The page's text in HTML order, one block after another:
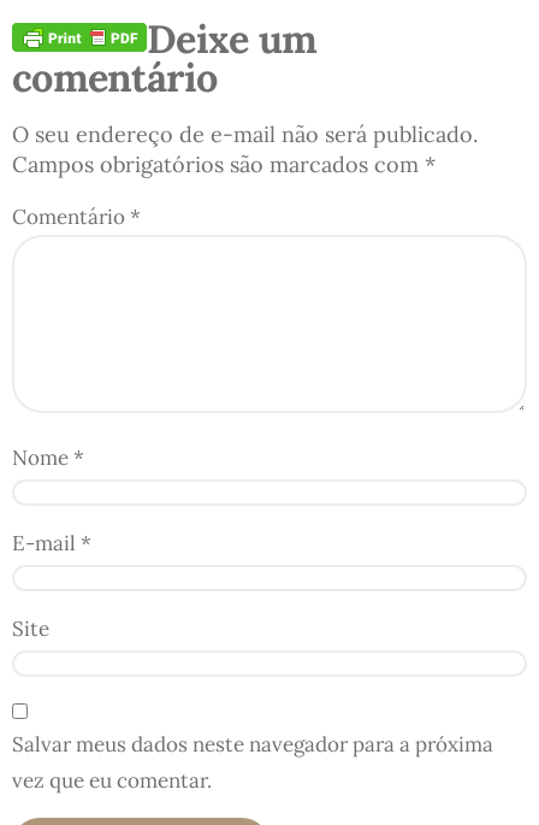
Deixe um
comentário
O seu endereço de e-mail não será publicado.
Campos obrigatórios são marcados com *
Comentário*
Nome*
E-mail *
Site
Salvar meus dados neste navegador para a próxima
vez que eu comentar.